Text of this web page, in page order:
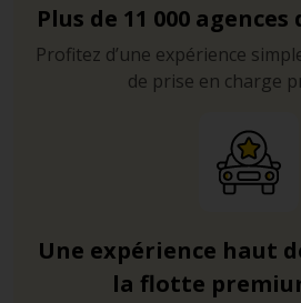
Corogne.
L’aéroport de Madrid, où vous
voiture pour vos vacances, est
rocade périphérique et contourne
Plus de 11 000
Profitez d’une expérience
de prise en charge
Une expérience haut
la flotte